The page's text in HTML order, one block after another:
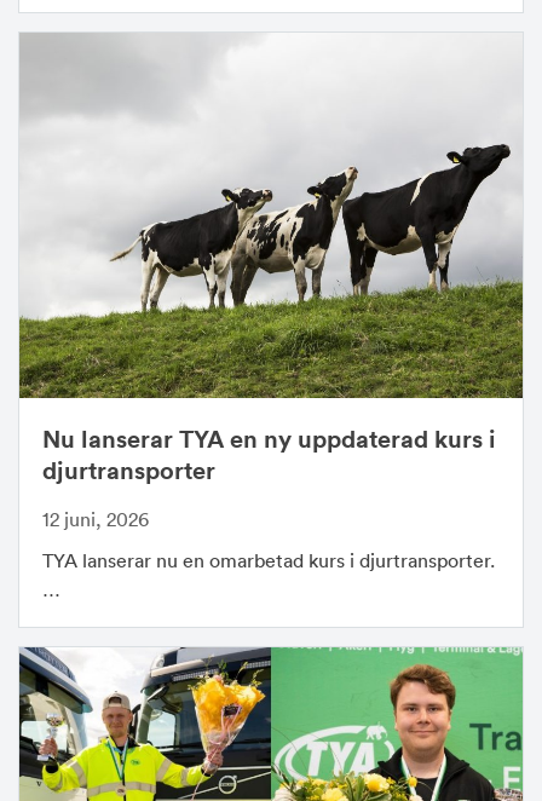
Nu lanserar TYA en ny uppdaterad kurs i
djurtransporter
12 juni, 2026
TYA lanserar nu en omarbetad kurs i djurtransporter.
…